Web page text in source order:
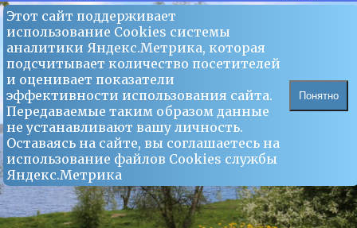
Этот сайт поддерживает
использование Сookies системы
аналитики Яндекс.Метрика, которая
подсчитывает количество посетителей
и оценивает показатели
эффективности использования сайта.
Передаваемые таким образом данные
не устанавливают вашу личность.
Оставаясь на сайте, вы соглашаетесь на
использование файлов Сookies службы
Яндекс.Метрика
Понятно